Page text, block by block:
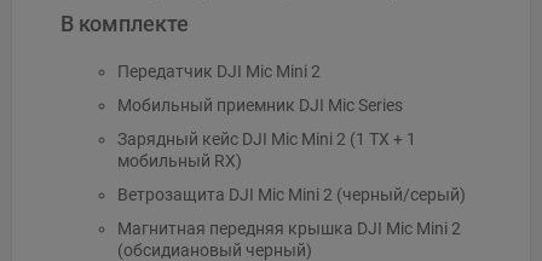
В комплекте
Передатчик DJI Mic Mini 2
Мобильный приемник DJI Mic Series
Зарядный кейс DJI Mic Mini 2 (1 TX + 1
мобильный RX)
Ветрозащита DJI Mic Mini 2 (черный/серый)
Магнитная передняя крышка DJI Mic Mini 2
(обсидиановый черный)